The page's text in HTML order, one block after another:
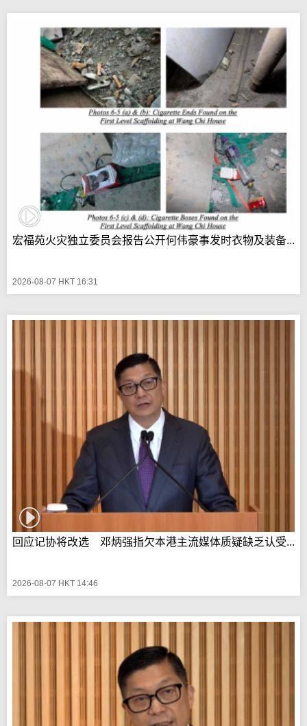
宏福苑火灾独立委员会报告公开何伟豪事发时衣物及装备...
2026-08-07 HKT 16:31
回应记协将改选 邓炳强指欠本港主流媒体质疑缺乏认受...
2026-08-07 HKT 14:46